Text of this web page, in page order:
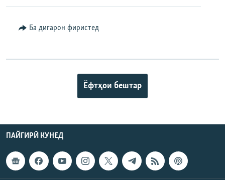
Ба дигарон фиристед
Ёфтҳои бештар
ПАЙГИРӢ КУНЕД